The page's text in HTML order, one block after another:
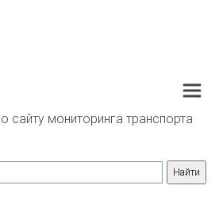
Поиск информации по сайту мониторинга транспорта